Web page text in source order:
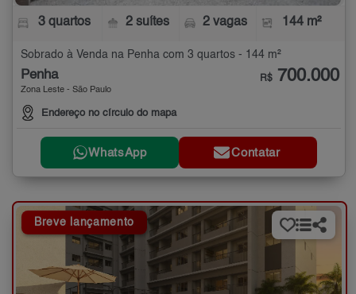
3 quartos 2 suítes 2 vagas 144 m²
Sobrado à Venda na Penha com 3 quartos - 144 m²
Penha
Zona Leste - São Paulo
Endereço no círculo do mapa
R$ 700.000
WhatsApp Contatar
Breve lançamento